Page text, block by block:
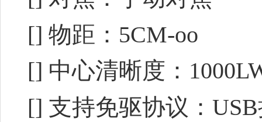
[] 物距：5CM-oo
[] 中心清晰度：
[] 支持免驱协议：